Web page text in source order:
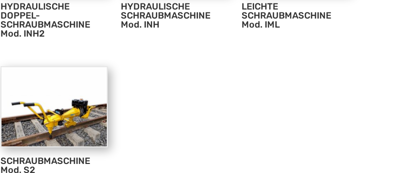
HYDRAULISCHE
DOPPEL-
SCHRAUBMASCHINE
Mod. INH2
HYDRAULISCHE
SCHRAUBMASCHINE
Mod. INH
LEICHTE
SCHRAUBMASCHINE
Mod. IML
SCHRAUBMASCHINE
Mod. S2